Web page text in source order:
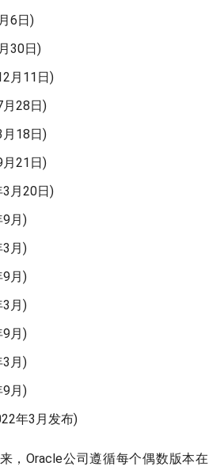
6日)
30日)
月11日)
月28日)
月18日)
月21日)
3月20日)
9月)
3月)
9月)
3月)
9月)
3月)
9月)
年3月发布)
，Oracle公司遵循每个偶数版本在